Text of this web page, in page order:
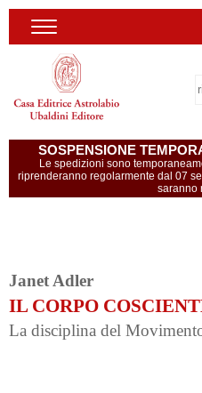
SOSPENSIONE
Le spedizioni sono
riprenderanno regolarmente dal 07
saranno
Janet Adler
IL CORPO
La disciplina del